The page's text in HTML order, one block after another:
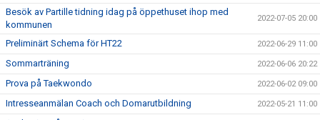
Besök av Partille tidning idag på öppethuset ihop med
kommunen
2022-07-05 20:00
Preliminärt Schema för HT22 2022-06-29 11:00
Sommarträning 2022-06-06 20:22
Prova på Taekwondo 2022-06-02 09:00
Intresseanmälan Coach och Domarutbildning 2022-05-21 11:00